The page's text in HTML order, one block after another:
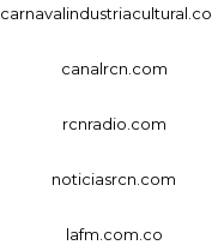
canalrcn.com
rcnradio.com
noticiasrcn.com
lafm.com.co